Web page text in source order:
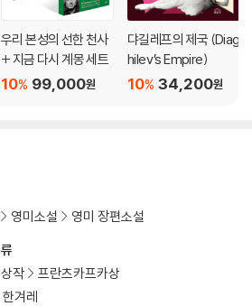
우리 본성의 선한 천사
+ 지금 다시 계몽 세트
99,000원
10%
댜길레프의 제국 (Diag
hilev’s Empire)
34,200원
10%
작
프란츠카프카상
한겨레
영미소설 영미 장편소설